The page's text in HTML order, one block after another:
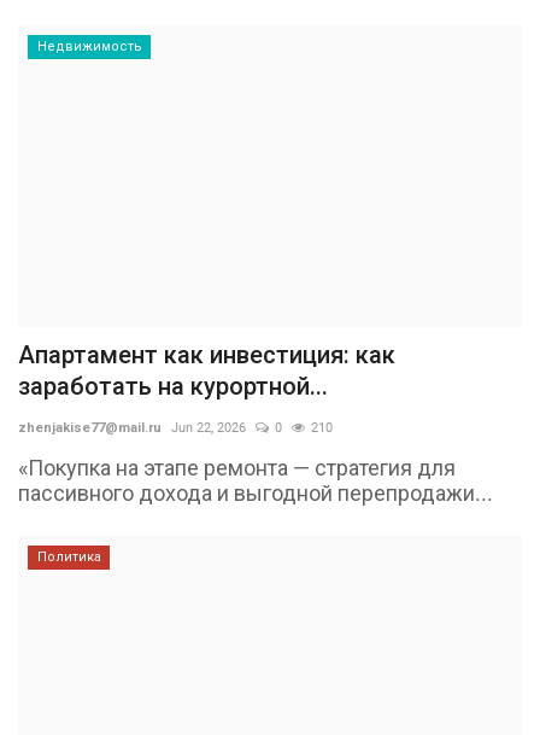
Недвижимость
Апартамент как инвестиция: как
заработать на курортной...
zhenjakise77@mail.ru Jun 22, 2026 0 210
«Покупка на этапе ремонта — стратегия для
пассивного дохода и выгодной перепродажи...
Политика